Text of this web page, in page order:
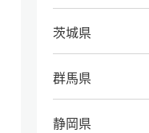
茨城県
群馬県
静岡県